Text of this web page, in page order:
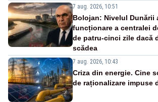
7 aug. 2026, 10:51
Bolojan: Nivelul Dunării
funcționare a centralei
de patru-cinci zile dacă
scădea
7 aug. 2026, 10:43
Criza din energie. Cine
de raționalizare impuse